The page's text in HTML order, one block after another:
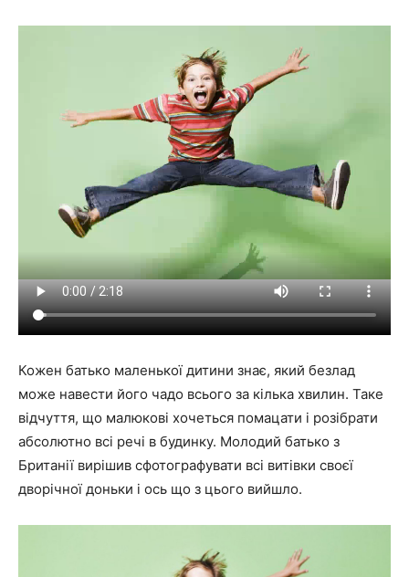
Кожен батько маленької дитини знає, який безлад
може навести його чадо всього за кілька хвилин. Таке
відчуття, що малюкові хочеться помацати і розібрати
абсолютно всі речі в будинку. Молодий батько з
Британії вирішив сфотографувати всі витівки своєї
дворічної доньки і ось що з цього вийшло.